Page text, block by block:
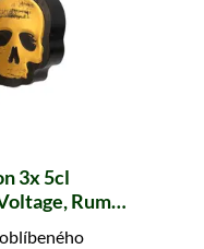
3x 5cl
Rum